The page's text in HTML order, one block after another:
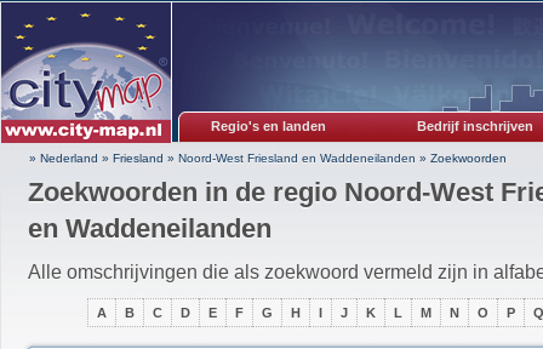
Regio's en landen Bedrijf inschrijven
» Nederland » Friesland » Noord-West Friesland en Waddeneilanden » Zoekwoorden
Zoekwoorden in de regio Noord-West
en Waddeneilanden
Alle omschrijvingen die als zoekwoord vermeld zijn in
A B C D E F G H I J K L M N O P Q